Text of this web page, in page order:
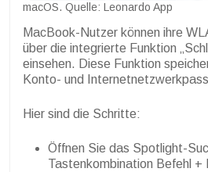
macOS. Quelle: Leonardo App
MacBook-Nutzer können ihre
über die integrierte Funktion
einsehen. Diese Funktion
Konto- und
Hier sind die Schritte:
Öffnen Sie das Spotlight-
Tastenkombination Befehl +